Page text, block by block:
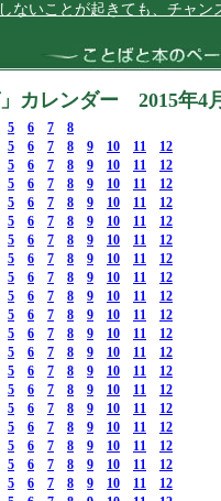
が起きても、チャンスととら
カレンダー 2015年4
5 6 7
8
5 6 7 8 9 10 11
12
5 6 7 8 9 10 11
12
5 6 7 8 9 10 11
12
5 6 7 8 9 10 11
12
5 6 7 8 9 10 11
12
5 6 7 8 9 10 11
12
5 6 7 8 9 10 11
12
5 6 7 8 9 10 11
12
5 6 7 8 9 10 11
12
5 6 7 8 9 10 11
12
5 6 7 8 9 10 11
12
5 6 7 8 9 10 11
12
5 6 7 8 9 10 11
12
5 6 7 8 9 10 11
12
5 6 7 8 9 10 11
12
5 6 7 8 9 10 11
12
5 6 7 8 9 10 11
12
5 6 7 8 9 10 11
12
5 6 7 8 9 10 11
12